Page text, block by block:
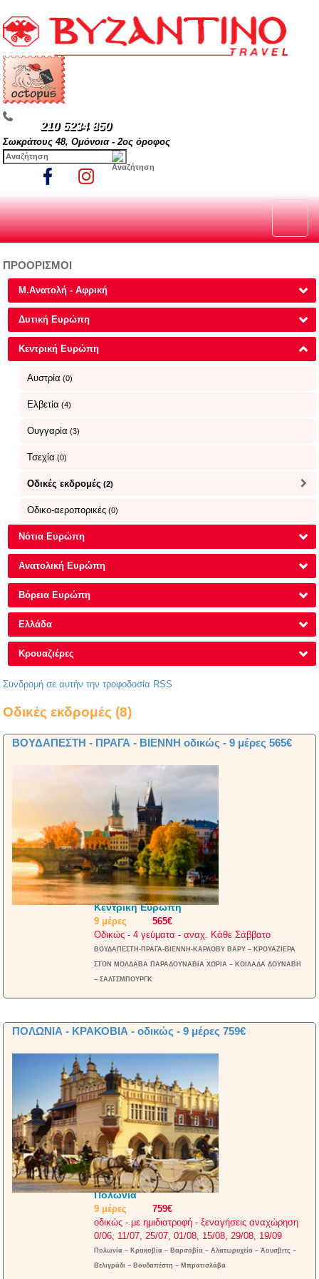
210 5234 850
Σωκράτους 48, Ομόνοια - 2ος όροφος
ΠΡΟΟΡΙΣΜΟΙ
Μ.Ανατολή - Αφρική
Δυτική Ευρώπη
Κεντρική Ευρώπη
Αυστρία (0)
Ελβετία (4)
Ουγγαρία (3)
Τσεχία (0)
Οδικές εκδρομές (2)
Οδικο-αεροπορικές(0)
Νότια Ευρώπη
Ανατολική Ευρώπη
Βόρεια Ευρώπη
Ελλάδα
Κρουαζιέρες
Συνδρομή σε αυτήν την τροφοδοσία RSS
Οδικές εκδρομές (8)
ΒΟΥΔΑΠΕΣΤΗ - ΠΡΑΓΑ - ΒΙΕΝΝΗ οδικώς - 9 μέρες 565€
Κεντρική Ευρώπη
9 μέρες
565€
Οδικώς - 4 γεύματα - αναχ. Κάθε Σάββατο
ΒΟΥΔΑΠΕΣΤΗ-ΠΡΑΓΑ-ΒΙΕΝΝΗ-ΚΑΡΛΟΒΥ ΒΑΡΥ – ΚΡΟΥΑΖΙΕΡΑ
ΣΤΟΝ ΜΟΛΔΑΒΑ ΠΑΡΑΔΟΥΝΑΒΙΑ ΧΩΡΙΑ – ΚΟΙΛΑΔΑ ΔΟΥΝΑΒΗ
– ΣΑΛΤΣΜΠΟΥΡΓΚ
ΠΟΛΩΝΙΑ - ΚΡΑΚΟΒΙΑ - οδικώς - 9 μέρες 759€
Πολωνία
9 μέρες
759€
οδικώς - με ημιδιατροφή - ξεναγήσεις αναχώρηση
0/06, 11/07, 25/07, 01/08, 15/08, 29/08, 19/09
Πολωνία – Κρακοβία – Βαρσοβία – Αλατωρυχεία – Άουσβιτς –
Βελιγράδι – Βουδαπέστη – Μπρατισλάβα